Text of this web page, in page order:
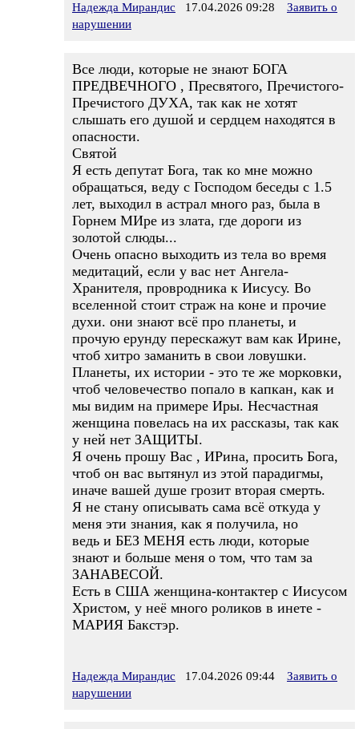
Надежда Мирандис 17.04.2026 09:28
Заявить о
нарушении
Все люди, которые не знают БОГА
ПРЕДВЕЧНОГО , Пресвятого, Пречистого-
Пречистого ДУХА, так как не хотят
слышать его душой и сердцем находятся в
опасности.
Святой
Я есть депутат Бога, так ко мне можно
обращаться, веду с Господом беседы с 1.5
лет, выходил в астрал много раз, была в
Горнем МИре из злата, где дороги из
золотой слюды...
Очень опасно выходить из тела во время
медитаций, если у вас нет Ангела-
Хранителя, провродника к Иисусу. Во
вселенной стоит страж на коне и прочие
духи. они знают всё про планеты, и
прочую ерунду перескажут вам как Ирине,
чтоб хитро заманить в свои ловушки.
Планеты, их истории - это те же морковки,
чтоб человечество попало в капкан, как и
мы видим на примере Иры. Несчастная
женщина повелась на их рассказы, так как
у ней нет ЗАЩИТЫ.
Я очень прошу Вас , ИРина, просить Бога,
чтоб он вас вытянул из этой парадигмы,
иначе вашей душе грозит вторая смерть.
Я не стану описывать сама всё откуда у
меня эти знания, как я получила, но
ведь и БЕЗ МЕНЯ есть люди, которые
знают и больше меня о том, что там за
ЗАНАВЕСОЙ.
Есть в США женщина-контактер с Иисусом
Христом, у неё много роликов в инете -
МАРИЯ Бакстэр.
Надежда Мирандис 17.04.2026 09:44
Заявить о
нарушении